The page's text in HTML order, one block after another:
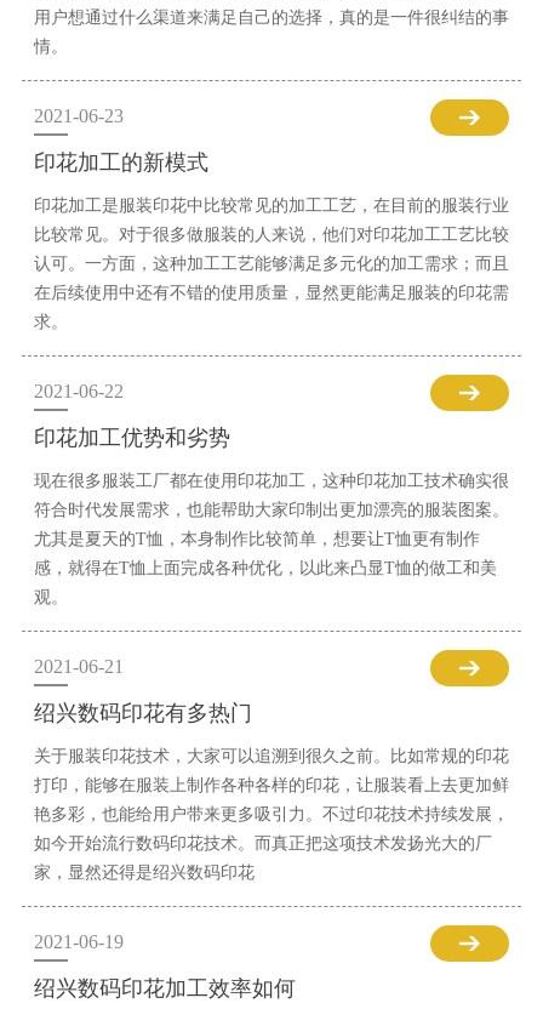
用户想通过什么渠道来满足自己的选择，真的是一件很纠结的事
情。
2021-06-23
印花加工的新模式
印花加工是服装印花中比较常见的加工工艺，在目前的服装行业
比较常见。对于很多做服装的人来说，他们对印花加工工艺比较
认可。一方面，这种加工工艺能够满足多元化的加工需求；而且
在后续使用中还有不错的使用质量，显然更能满足服装的印花需
求。
2021-06-22
印花加工优势和劣势
现在很多服装工厂都在使用印花加工，这种印花加工技术确实很
符合时代发展需求，也能帮助大家印制出更加漂亮的服装图案。
尤其是夏天的T恤，本身制作比较简单，想要让T恤更有制作
感，就得在T恤上面完成各种优化，以此来凸显T恤的做工和美
观。
2021-06-21
绍兴数码印花有多热门
关于服装印花技术，大家可以追溯到很久之前。比如常规的印花
打印，能够在服装上制作各种各样的印花，让服装看上去更加鲜
艳多彩，也能给用户带来更多吸引力。不过印花技术持续发展，
如今开始流行数码印花技术。而真正把这项技术发扬光大的厂
家，显然还得是绍兴数码印花
2021-06-19
绍兴数码印花加工效率如何